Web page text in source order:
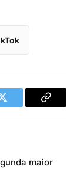
Twitter
Copy
maior